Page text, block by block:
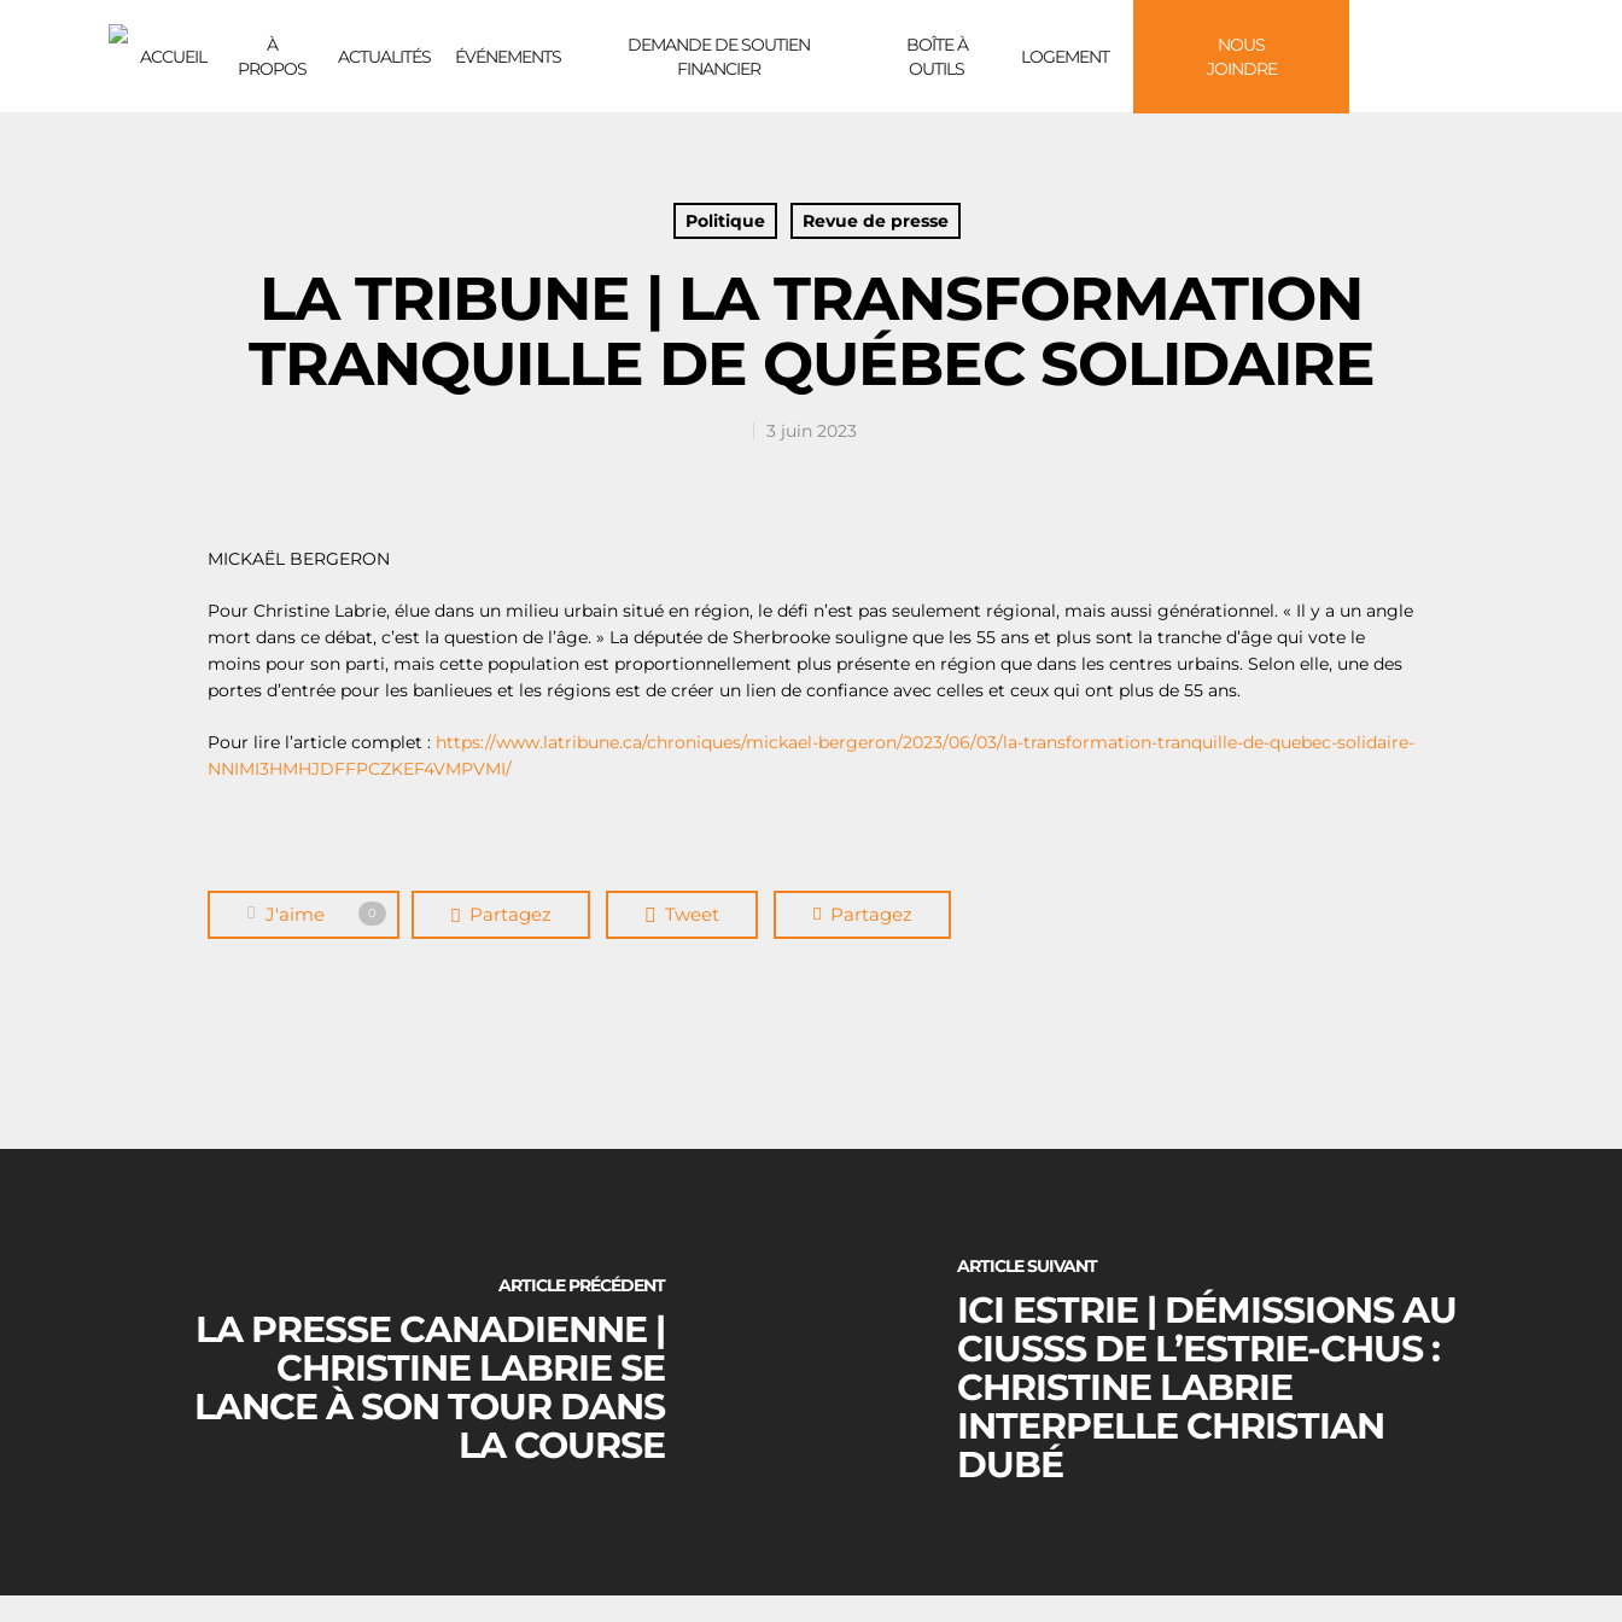
ACCUEIL
À
PROPOS
ACTUALITÉS ÉVÉNEMENTS
DEMANDE DE SOUTIEN
FINANCIER
BOÎTE À
OUTILS
LOGEMENT
NOUS
JOINDRE
Politique Revue de presse
LA TRIBUNE | LA TRANSFORMATION
TRANQUILLE DE QUÉBEC SOLIDAIRE
3 juin 2023
MICKAËL BERGERON
Pour Christine Labrie, élue dans un milieu urbain situé en région, le défi n’est pas seulement régional, mais aussi générationnel. « Il y a un angle
mort dans ce débat, c’est la question de l’âge. » La députée de Sherbrooke souligne que les 55 ans et plus sont la tranche d’âge qui vote le
moins pour son parti, mais cette population est proportionnellement plus présente en région que dans les centres urbains. Selon elle, une des
portes d’entrée pour les banlieues et les régions est de créer un lien de confiance avec celles et ceux qui ont plus de 55 ans.
Pour lire l’article complet : https://www.latribune.ca/chroniques/mickael-bergeron/2023/06/03/la-transformation-tranquille-de-quebec-solidaire-
NNIMI3HMHJDFFPCZKEF4VMPVMI/
J'aime 0 Partagez Tweet Partagez
ARTICLE PRÉCÉDENT
LA PRESSE CANADIENNE |
CHRISTINE LABRIE SE
LANCE À SON TOUR DANS
LA COURSE
ARTICLE SUIVANT
ICI ESTRIE | DÉMISSIONS AU
CIUSSS DE L’ESTRIE-CHUS :
CHRISTINE LABRIE
INTERPELLE CHRISTIAN
DUBÉ